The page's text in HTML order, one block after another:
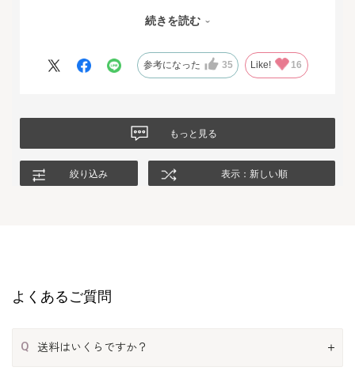
することが出来ました。最初に注文したものはイメージと違って
は、生地もデザインも大満足、これから長く自信をもって着用し
続きを読む
参考になった 35 Like! 16
もっと見る
絞り込み 表示：新しい順
よくあるご質問
Q 送料はいくらですか？